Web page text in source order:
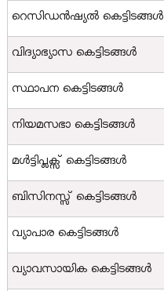
റെസിഡൻഷ്യൽ കെട്ടിടങ്ങൾ
വിദ്യാഭ്യാസ കെട്ടിടങ്ങൾ
സ്ഥാപന കെട്ടിടങ്ങൾ
നിയമസഭാ കെട്ടിടങ്ങൾ
മൾട്ടിപ്ലക്സ് കെട്ടിടങ്ങൾ
ബിസിനസ്സ് കെട്ടിടങ്ങൾ
വ്യാപാര കെട്ടിടങ്ങൾ
വ്യാവസായിക കെട്ടിടങ്ങൾ